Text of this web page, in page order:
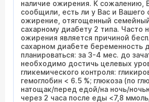
наличие ожирения. К сожалению,
сообщили, есть ли у Вас и Вашего
ожирение, отягощенный
сахарному диабету 2 типа. Часто
ожирения является причиной
сахарном диабете беременность
планироваться: за 3-4 мес. до
необходимо достичь целевых
гликемического контроля:
гемоглобин < 6.5 %; глюкоза (по
натощак/перед едой/на ночь/
через 2 часа после еды <7,8